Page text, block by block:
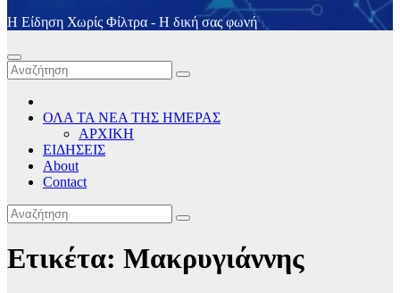
Η Είδηση Χωρίς Φίλτρα - H δική σας φωνή
ΟΛΑ ΤΑ ΝΕΑ ΤΗΣ ΗΜΕΡΑΣ
ΑΡΧΙΚΗ
ΕΙΔΗΣΕΙΣ
About
Contact
Ετικέτα: Μακρυγιάννης